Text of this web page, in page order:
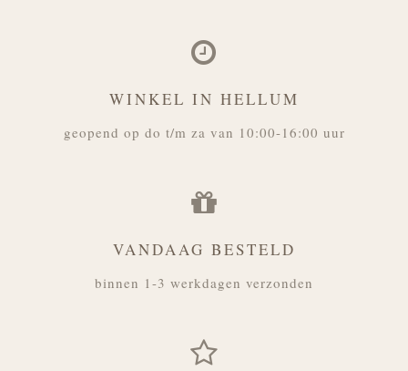
WINKEL IN HELLUM
geopend op do t/m za van 10:00-16:00 uur
VANDAAG BESTELD
binnen 1-3 werkdagen verzonden